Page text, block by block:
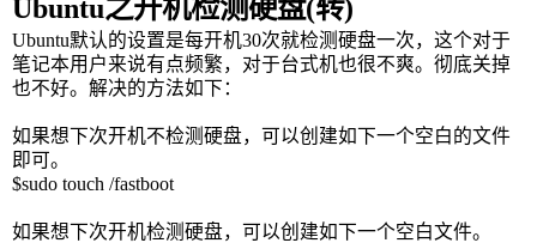
Ubuntu之开机检测硬盘(转)
Ubuntu默认的设置是每开机30次就检测硬盘一次，这个对于
笔记本用户来说有点频繁，对于台式机也很不爽。彻底关掉
也不好。解决的方法如下：
如果想下次开机不检测硬盘，可以创建如下一个空白的文件
即可。
$sudo touch /fastboot
如果想下次开机检测硬盘，可以创建如下一个空白文件。